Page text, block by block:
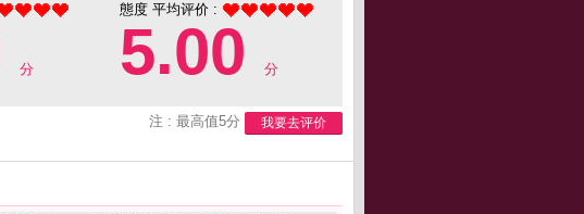
分
態度 平均评价 :
5.00 分
注 : 最高值5分 我要去评价